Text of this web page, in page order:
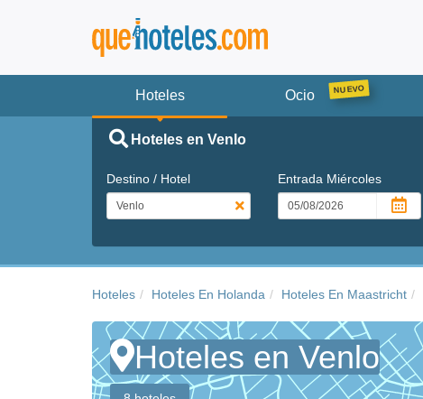
Hoteles Ocio
Hoteles en Venlo
Destino / Hotel Entrada Miércoles
Hoteles Hoteles En Holanda Hoteles En Maastricht
Hoteles en Venlo